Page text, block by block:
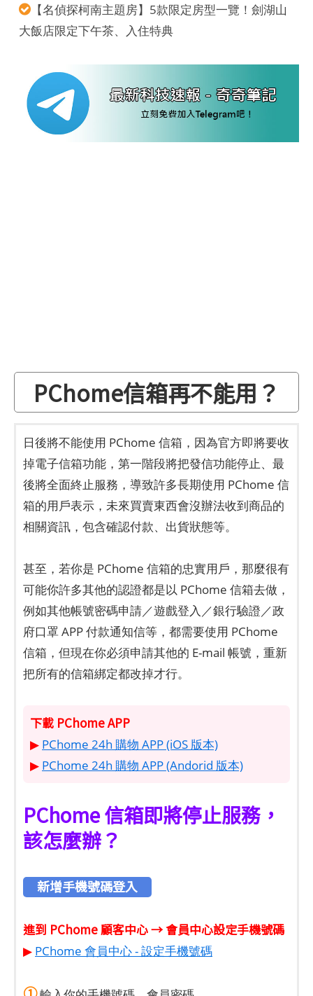
【名偵探柯南主題房】5款限定房型一覽！劍湖山
大飯店限定下午茶、入住特典
PChome信箱再不能用？
日後將不能使用 PChome 信箱，因為官方即將要收
掉電子信箱功能，第一階段將把發信功能停止、最
後將全面終止服務，導致許多長期使用 PChome 信
箱的用戶表示，未來買賣東西會沒辦法收到商品的
相關資訊，包含確認付款、出貨狀態等。
甚至，若你是 PChome 信箱的忠實用戶，那麼很有
可能你許多其他的認證都是以 PChome 信箱去做，
例如其他帳號密碼申請／遊戲登入／銀行驗證／政
府口罩 APP 付款通知信等，都需要使用 PChome
信箱，但現在你必須申請其他的 E-mail 帳號，重新
把所有的信箱綁定都改掉才行。
下載 PChome APP
▶ PChome 24h 購物 APP (iOS 版本)
▶ PChome 24h 購物 APP (Andorid 版本)
PChome 信箱即將停止服務，
該怎麼辦？
新增手機號碼登入
進到 PChome 顧客中心 → 會員中心設定手機號碼
▶ PChome 會員中心 - 設定手機號碼